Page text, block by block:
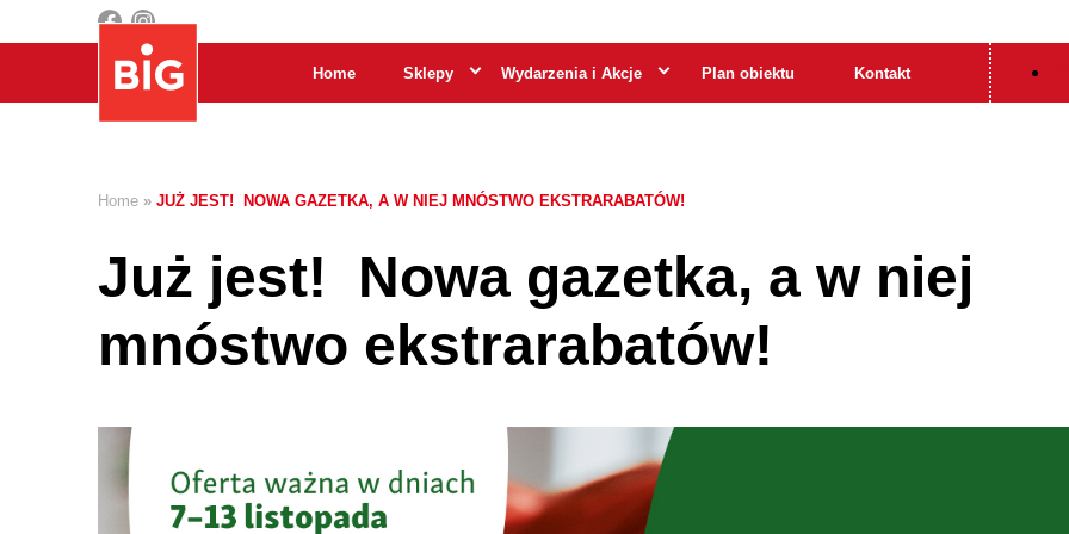
Home Sklepy Wydarzenia i Akcje Plan obiektu Kontakt
Home » JUŻ JEST! NOWA GAZETKA, A W NIEJ MNÓSTWO EKSTRARABATÓW!
Już jest! Nowa gazetka, a w niej
mnóstwo ekstrarabatów!